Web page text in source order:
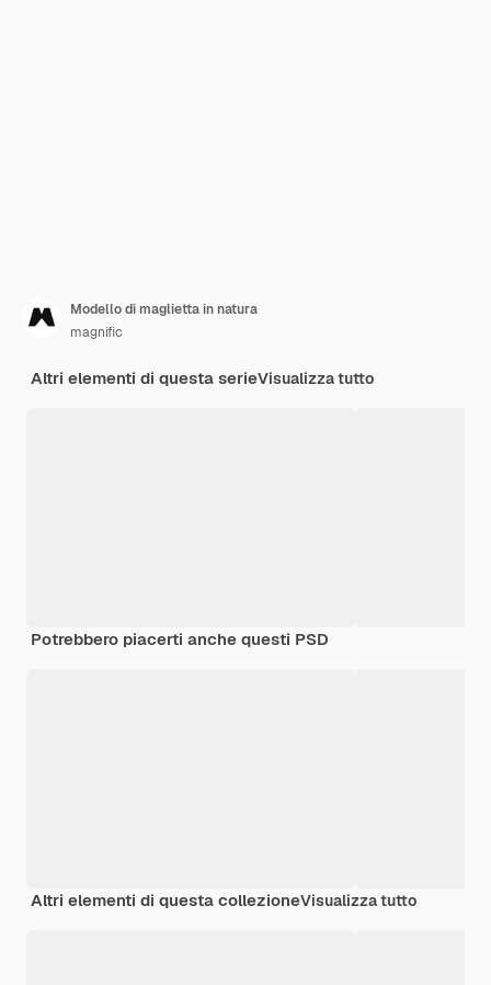
Modello di maglietta in natura
magnific
Altri elementi di questa serieVisualizza tutto
Potrebbero piacerti anche questi PSD
Altri elementi di questa collezioneVisualizza tutto